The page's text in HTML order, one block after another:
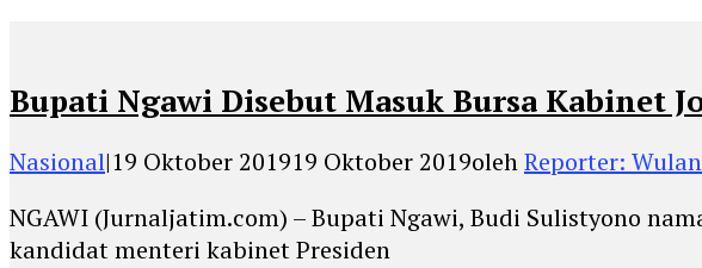
Bupati Ngawi Disebut Masuk Bursa Kabinet
Nasional|19 Oktober 201919 Oktober 2019olehReporter:
NGAWI (Jurnaljatim.com) – Bupati Ngawi, Budi Sulistyono
kandidat menteri kabinet Presiden